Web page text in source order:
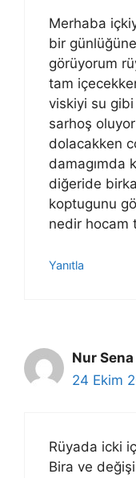
Merhaba
bir
görüyorum
tam
viskiyi su
sarhoş
dolacakken
damagımda
diğeride
koptugunu
nedir hocam
Yanıtla
Nur Sena
24 Ekim
Rüyada icki
Bira ve